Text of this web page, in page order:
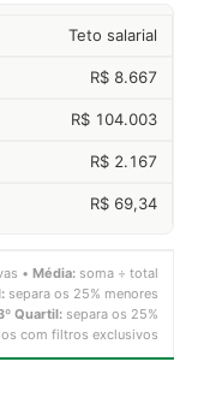
Teto salarial
R$ 8.667
R$ 104.003
R$ 2.167
R$ 69,34
• Média: soma ÷ total
separa os 25% menores
Quartil: separa os 25%
com filtros exclusivos